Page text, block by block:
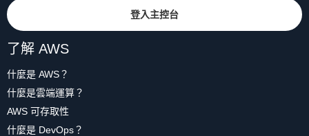
登入主控台
了解 AWS
什麼是 AWS？
什麼是雲端運算？
AWS 可存取性
什麼是 DevOps？